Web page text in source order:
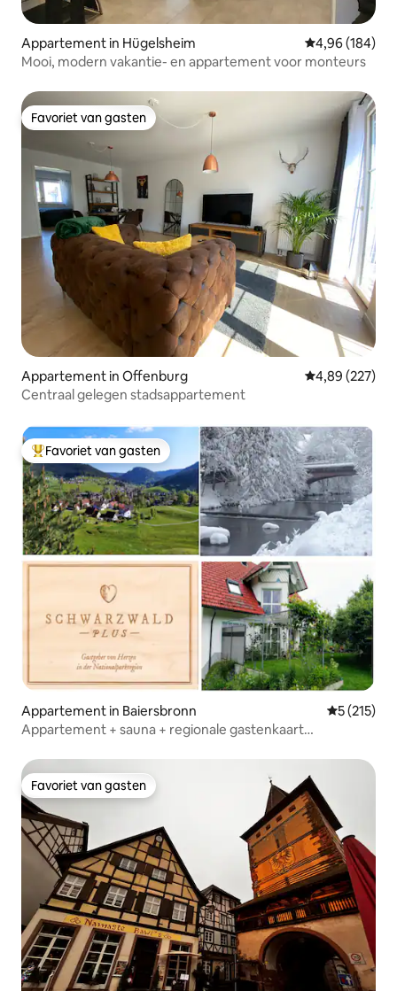
Appartement in Hügelsheim Gemiddelde
4,96 (184)
Mooi, modern vakantie- en appartement voor monteurs
Favoriet van gasten
Favoriet van gasten
Appartement in Offenburg Gemiddelde
4,89 (227)
Centraal gelegen stadsappartement
Topfavoriet van gasten
Favoriet van gasten
Appartement in Baiersbronn
5 (215)
Appartement + sauna + regionale gastenkaart
Favoriet van gasten
Favoriet van gasten